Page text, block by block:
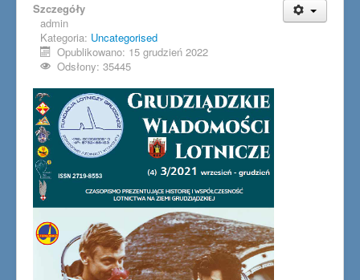
Szczegóły
admin
Kategoria: Uncategorised
Opublikowano: 15 grudzień 2022
Odsłony: 35445